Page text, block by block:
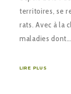
territoires, se
rats. Avec à la
maladies dont…
LIRE PLUS